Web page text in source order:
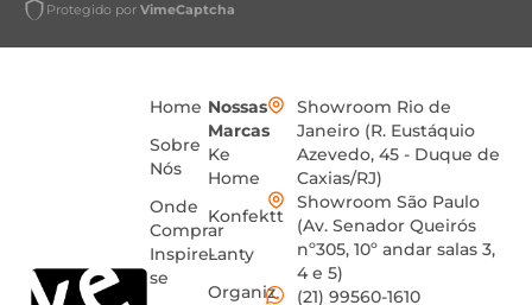
Protegido por VimeCaptcha
Home
Sobre
Nós
Onde
Comprar
Inspire-
se
Nossas
Marcas
Ke
Home
Konfektt
Lanty
Organiz
Showroom Rio de
Janeiro (R. Eustáquio
Azevedo, 45 - Duque de
Caxias/RJ)
Showroom São Paulo
(Av. Senador Queirós
nº305, 10º andar salas 3,
4 e 5)
(21) 99560-1610